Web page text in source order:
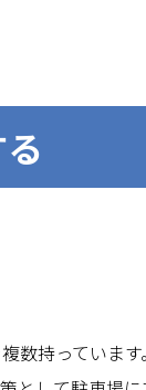
持っていま